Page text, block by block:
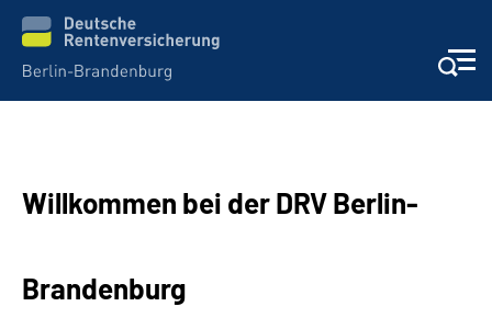
Services
Willkommen bei der DRV Berlin-
Brandenburg